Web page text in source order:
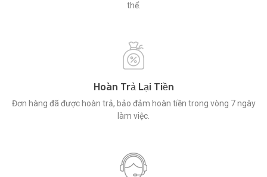
thể.
Hoàn Trả Lại Tiền
Đơn hàng đã được hoàn trả, bảo đảm hoàn tiền trong vòng 7 ngày
làm việc.